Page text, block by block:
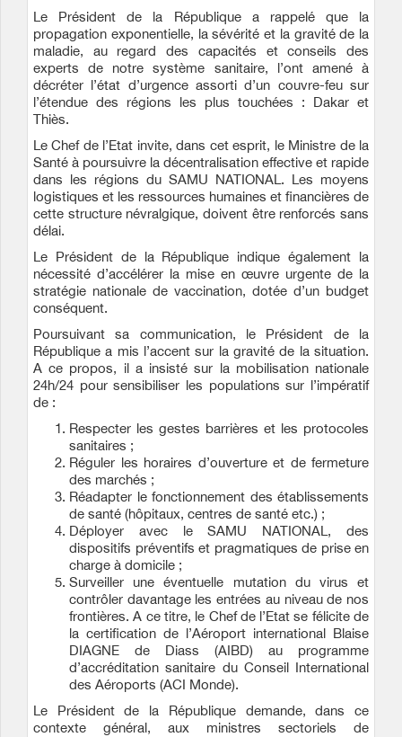
Le Président de la République a rappelé que la
propagation exponentielle, la sévérité et la gravité de la
maladie, au regard des capacités et conseils des
experts de notre système sanitaire, l’ont amené à
décréter l’état d’urgence assorti d’un couvre-feu sur
l’étendue des régions les plus touchées : Dakar et
Thiès.
Le Chef de l’Etat invite, dans cet esprit, le Ministre de la
Santé à poursuivre la décentralisation effective et rapide
dans les régions du SAMU NATIONAL. Les moyens
logistiques et les ressources humaines et financières de
cette structure névralgique, doivent être renforcés sans
délai.
Le Président de la République indique également la
nécessité d’accélérer la mise en œuvre urgente de la
stratégie nationale de vaccination, dotée d’un budget
conséquent.
Poursuivant sa communication, le Président de la
République a mis l’accent sur la gravité de la situation.
A ce propos, il a insisté sur la mobilisation nationale
24h/24 pour sensibiliser les populations sur l’impératif
de :
Respecter les gestes barrières et les protocoles
sanitaires ;
Réguler les horaires d’ouverture et de fermeture
des marchés ;
Réadapter le fonctionnement des établissements
de santé (hôpitaux, centres de santé etc.) ;
Déployer avec le SAMU NATIONAL, des
dispositifs préventifs et pragmatiques de prise en
charge à domicile ;
Surveiller une éventuelle mutation du virus et
contrôler davantage les entrées au niveau de nos
frontières. A ce titre, le Chef de l’Etat se félicite de
la certification de l’Aéroport international Blaise
DIAGNE de Diass (AIBD) au programme
d’accréditation sanitaire du Conseil International
des Aéroports (ACI Monde).
Le Président de la République demande, dans ce
contexte général, aux ministres sectoriels de